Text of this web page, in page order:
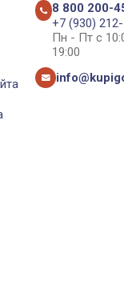
8 800 200-
+7 (930)
Пн - Пт с
19:00